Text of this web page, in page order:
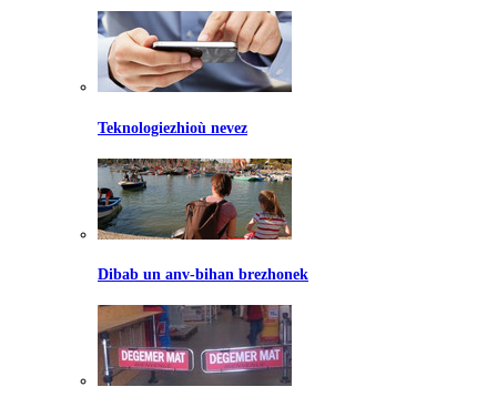
Teknologiezhioù nevez
Dibab un anv-bihan brezhonek